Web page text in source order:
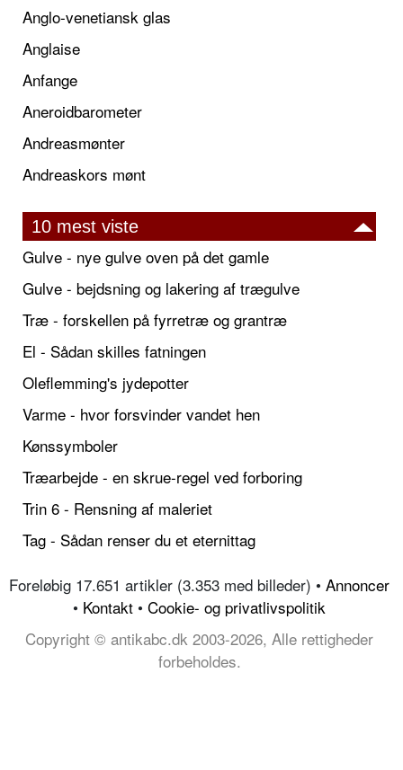
Anglo-venetiansk glas
Anglaise
Anfange
Aneroidbarometer
Andreasmønter
Andreaskors mønt
10 mest viste
Gulve - nye gulve oven på det gamle
Gulve - bejdsning og lakering af trægulve
Træ - forskellen på fyrretræ og grantræ
El - Sådan skilles fatningen
Oleflemming's jydepotter
Varme - hvor forsvinder vandet hen
Kønssymboler
Træarbejde - en skrue-regel ved forboring
Trin 6 - Rensning af maleriet
Tag - Sådan renser du et eternittag
Foreløbig 17.651 artikler (3.353 med billeder) • Annoncer
• Kontakt • Cookie- og privatlivspolitik
Copyright © antikabc.dk 2003-2026, Alle rettigheder
forbeholdes.